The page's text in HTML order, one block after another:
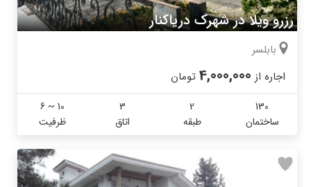
رزرو ویلا در شهرک دریاکنار
بابلسر
اجاره از 4,000,000 تومان
130
ساختمان
2
طبقه
3
اتاق
6 ~ 10
ظرفیت